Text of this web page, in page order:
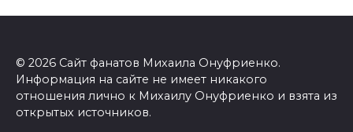
© 2026 Сайт фанатов Михаила Онуфриенко.
Информация на сайте не имеет никакого
отношения лично к Михаилу Онуфриенко и взята из
открытых источников.